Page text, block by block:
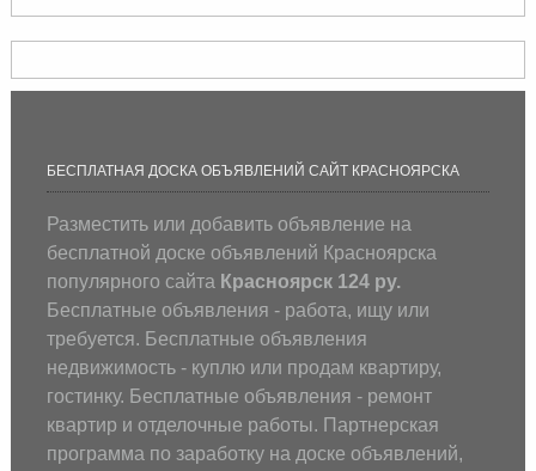
БЕСПЛАТНАЯ ДОСКА ОБЪЯВЛЕНИЙ САЙТ КРАСНОЯРСКА
Разместить или добавить объявление на
бесплатной доске объявлений Красноярска
популярного сайта Красноярск 124 ру.
Бесплатные объявления - работа, ищу или
требуется. Бесплатные объявления
недвижимость - куплю или продам квартиру,
гостинку. Бесплатные объявления - ремонт
квартир и отделочные работы. Партнерская
программа по заработку на доске объявлений,